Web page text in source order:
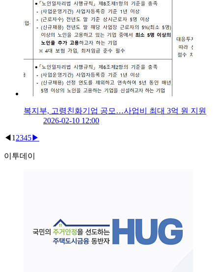
복지부, 고령친화기업 공모…사업비 최대 3억 원 지원
2026-02-10 12:00
◀ 1 2345▶
이투데이